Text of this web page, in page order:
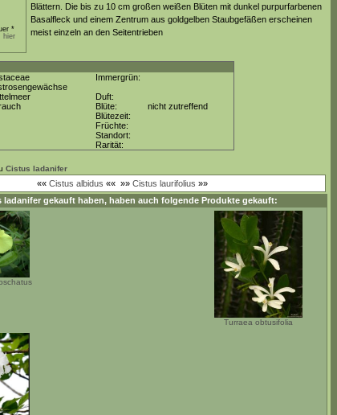
*
hier
Blättern. Die bis zu 10 cm großen weißen Blüten mit dunkel purpurfarbenen
Basalfleck und einem Zentrum aus goldgelben Staubgefäßen erscheinen
meist einzeln an den Seitentrieben
Immergrün:
Duft:
Blüte:
nicht zutreffend
Blütezeit:
Früchte:
Standort:
Rarität:
Cistus ladanifer
«« Cistus albidus «« »» Cistus laurifolius »»
ladanifer gekauft haben, haben auch folgende Produkte gekauft:
Turraea obtusifolia